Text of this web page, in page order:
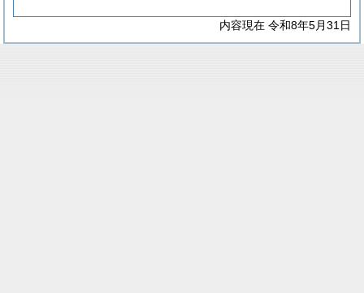
内容現在 令和8年5月31日